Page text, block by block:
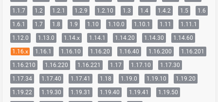
1.1.7
1.2 1.2.1 1.2.9 1.2.10 1.3 1.4 1.4.2 1.5
1.6
1.6.1
1.7 1.8 1.9 1.10 1.10.0 1.10.1 1.11
1.11.1
1.12.0
1.13.0 1.14.x 1.14.1 1.14.20 1.14.30
1.14.60
1.16.x
1.16.1 1.16.10 1.16.20 1.16.40 1.16.200
1.16.201
1.16.210
1.16.220 1.16.221 1.17 1.17.10
1.17.30
1.17.34
1.17.40 1.17.41 1.18 1.19.0 1.19.10
1.19.20
1.19.22
1.19.30 1.19.31 1.19.40 1.19.41
1.19.50